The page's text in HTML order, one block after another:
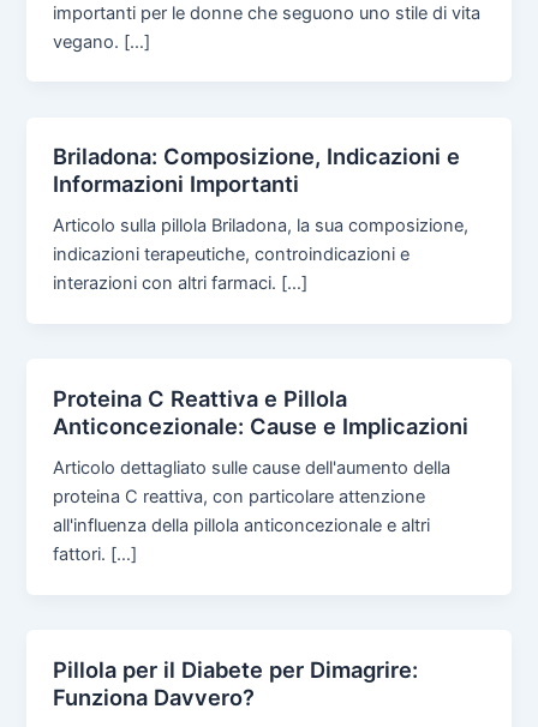
importanti per le donne che seguono uno stile di vita
vegano. […]
Briladona: Composizione, Indicazioni e
Informazioni Importanti
Articolo sulla pillola Briladona, la sua composizione,
indicazioni terapeutiche, controindicazioni e
interazioni con altri farmaci. […]
Proteina C Reattiva e Pillola
Anticoncezionale: Cause e Implicazioni
Articolo dettagliato sulle cause dell'aumento della
proteina C reattiva, con particolare attenzione
all'influenza della pillola anticoncezionale e altri
fattori. […]
Pillola per il Diabete per Dimagrire:
Funziona Davvero?